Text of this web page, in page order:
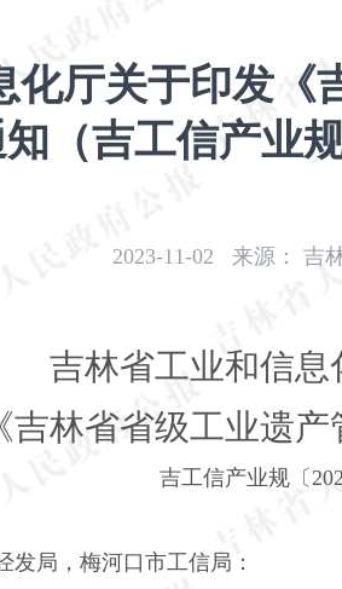
厅关于印发《
（吉工信产业
2023-11-02 来源： 吉
吉林省工业和信息
《吉林省省级工业遗
吉工信产业规〔
局，梅河口市工信局：